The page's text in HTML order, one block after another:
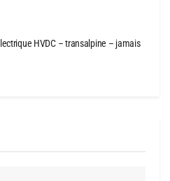
HVDC – transalpine – jamais